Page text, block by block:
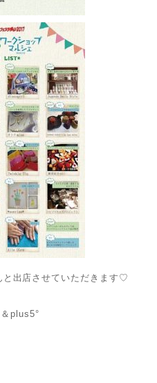
出店させていただきます♡
plus5°